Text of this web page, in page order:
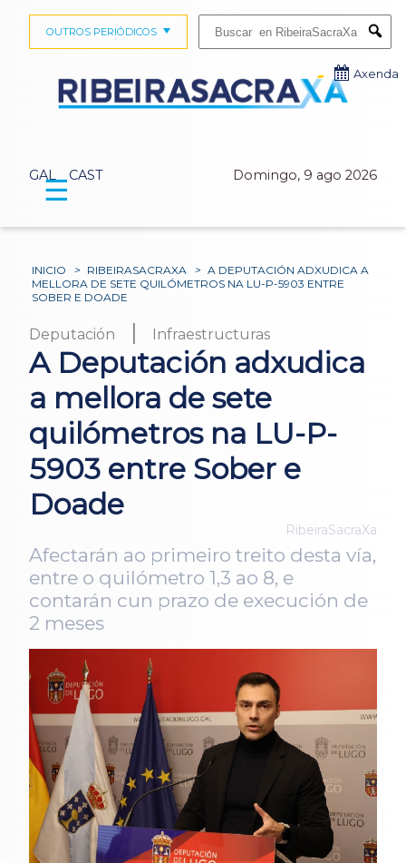
GAL CAST Domingo, 9 ago 2026
OUTROS PERIÓDICOS
Axenda
☰
INICIO > RIBEIRASACRAXA > A DEPUTACIÓN ADXUDICA A
MELLORA DE SETE QUILÓMETROS NA LU-P-5903 ENTRE
SOBER E DOADE
Deputación | Infraestructuras
A Deputación adxudica
a mellora de sete
quilómetros na LU-P-
5903 entre Sober e
Doade
RibeiraSacraXa
Afectarán ao primeiro treito desta vía,
entre o quilómetro 1,3 ao 8, e
contarán cun prazo de execución de
2 meses